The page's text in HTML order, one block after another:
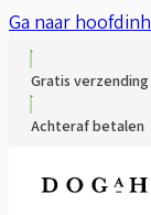
Ga naar
Gratis verzending
Achteraf betalen